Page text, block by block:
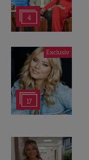
4
Exclusiv
17